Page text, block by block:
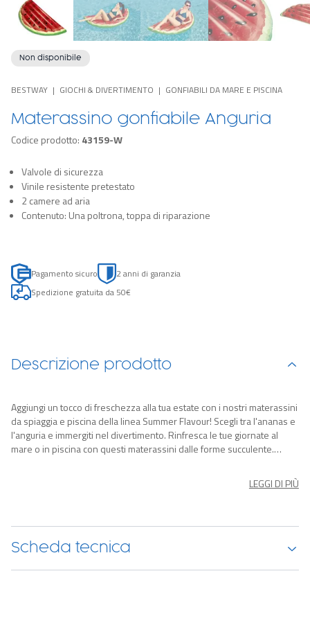
Non disponibile
BESTWAY GIOCHI & DIVERTIMENTO GONFIABILI DA MARE E PISCINA
Materassino gonfiabile Anguria
Codice prodotto: 43159-W
Valvole di sicurezza
Vinile resistente pretestato
2 camere ad aria
Contenuto: Una poltrona, toppa di riparazione
Pagamento sicuro
2 anni di garanzia
Spedizione gratuita da 50€
Descrizione prodotto
Aggiungi un tocco di freschezza alla tua estate con i nostri materassini
da spiaggia e piscina della linea Summer Flavour! Scegli tra l'ananas e
l'anguria e immergiti nel divertimento. Rinfresca le tue giornate al
mare o in piscina con questi materassini dalle forme succulente.
Acquista ora e goditi al massimo l'estate, rendendo ogni momento
LEGGI DI PIÙ
Scheda tecnica